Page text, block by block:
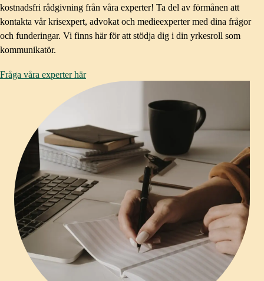
kostnadsfri rådgivning från våra experter! Ta del av förmånen att
kontakta vår krisexpert, advokat och medieexperter med dina frågor
och funderingar. Vi finns här för att stödja dig i din yrkesroll som
kommunikatör.
Fråga våra experter här